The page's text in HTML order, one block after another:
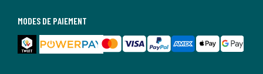
MODES DE PAIEMENT